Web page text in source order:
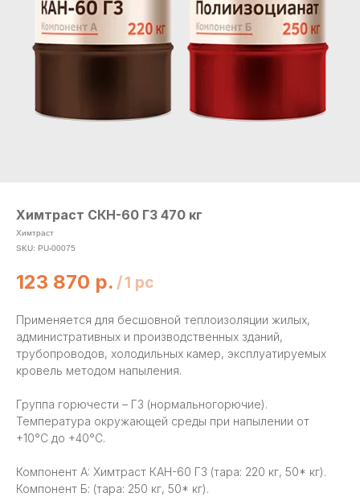
Химтраст СКН-60 Г3 470 кг
Химтраст
SKU: PU-00075
123 870 р. /1 pc
Применяется для бесшовной теплоизоляции жилых,
административных и производственных зданий,
трубопроводов, холодильных камер, эксплуатируемых
кровель методом напыления.
Группа горючести – Г3 (нормальногорючие).
Температура окружающей среды при напылении от
+10°С до +40°С.
Компонент A: Химтраст КАН-60 Г3 (тара: 220 кг, 50* кг).
Компонент Б: (тара: 250 кг, 50* кг).